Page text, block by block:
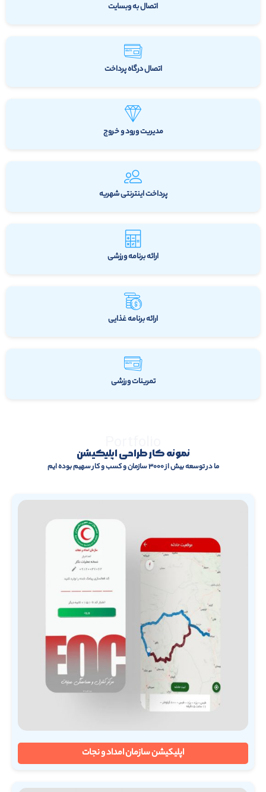
اتصال به وبسایت
اتصال درگاه پرداخت
مدیریت ورود و خروج
پرداخت اینترنتی شهریه
ارائه برنامه ورزشی
ارائه برنامه غذایی
تمرینات ورزشی
نمونه کار طراحی اپلیکیشن
ما در توسعه بیش از ۳۰۰۰ سازمان و کسب و کار سهیم بوده ایم
اپلیکیشن سازمان امداد و نجات